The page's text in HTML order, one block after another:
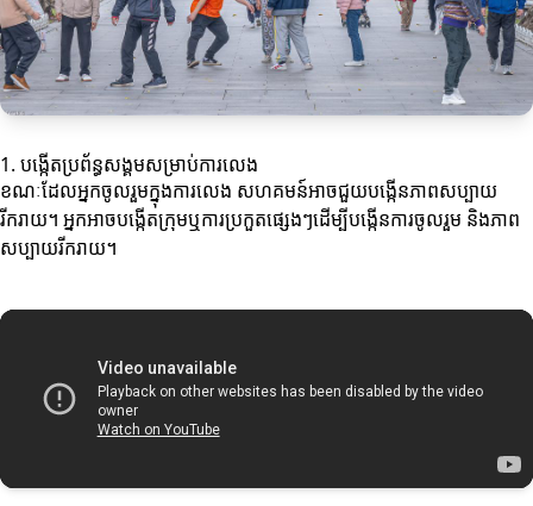
1. បង្កើតប្រព័ន្ធសង្គមសម្រាប់ការលេង
ខណៈដែលអ្នកចូលរួមក្នុងការលេង សហគមន៍អាចជួយបង្កើនភាពសប្បាយ
រីករាយ។ អ្នកអាចបង្កើតក្រុមឬការប្រកួតផ្សេងៗដើម្បីបង្កើនការចូលរួម និងភាព
សប្បាយរីករាយ។